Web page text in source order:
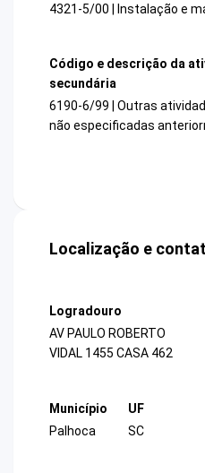
4321-5/00 | Instalação e
Código e descrição da
secundária
6190-6/99 | Outras
não especificadas
Localização e
Logradouro
AV PAULO ROBERTO
VIDAL 1455 CASA 462
Município
Palhoca
UF
SC